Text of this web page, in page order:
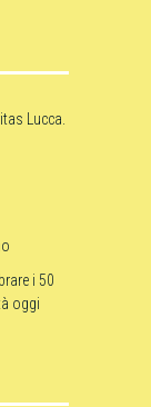
Lucca.
i 50
oggi